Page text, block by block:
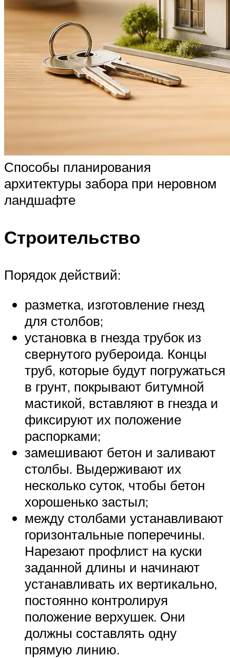
Способы планирования
архитектуры забора при неровном
ландшафте
Строительство
Порядок действий:
разметка, изготовление гнезд
для столбов;
установка в гнезда трубок из
свернутого рубероида. Концы
труб, которые будут погружаться
в грунт, покрывают битумной
мастикой, вставляют в гнезда и
фиксируют их положение
распорками;
замешивают бетон и заливают
столбы. Выдерживают их
несколько суток, чтобы бетон
хорошенько застыл;
между столбами устанавливают
горизонтальные поперечины.
Нарезают профлист на куски
заданной длины и начинают
устанавливать их вертикально,
постоянно контролируя
положение верхушек. Они
должны составлять одну
прямую линию.